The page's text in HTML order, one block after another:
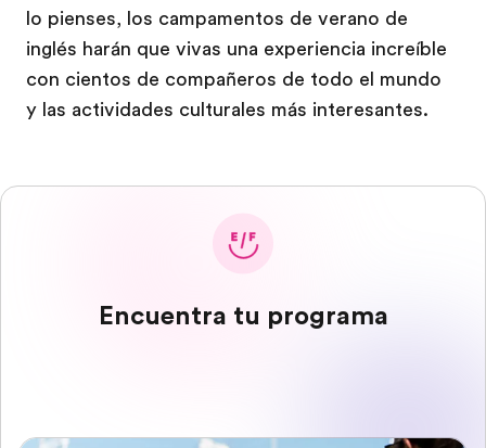
lo pienses, los campamentos de verano de
inglés harán que vivas una experiencia increíble
con cientos de compañeros de todo el mundo
y las actividades culturales más interesantes.
Encuentra tu programa